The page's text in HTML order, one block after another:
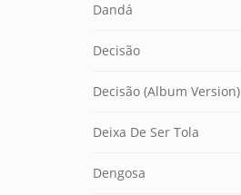
Dandá
Decisão
Decisão (Album Version)
Deixa De Ser Tola
Dengosa